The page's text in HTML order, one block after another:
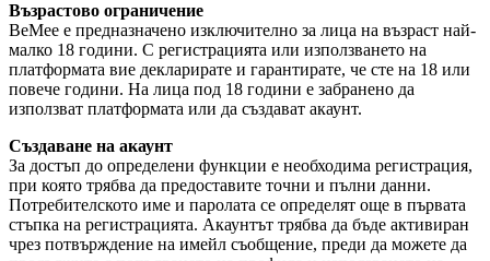
Възрастово ограничение
BeMee е предназначено изключително за лица на възраст най-
малко 18 години. С регистрацията или използването на
платформата вие декларирате и гарантирате, че сте на 18 или
повече години. На лица под 18 години е забранено да
използват платформата или да създават акаунт.
Създаване на акаунт
За достъп до определени функции е необходима регистрация,
при която трябва да предоставите точни и пълни данни.
Потребителското име и паролата се определят още в първата
стъпка на регистрацията. Акаунтът трябва да бъде активиран
чрез потвърждение на имейл съобщение, преди да можете да